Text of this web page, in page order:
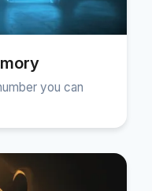
you can